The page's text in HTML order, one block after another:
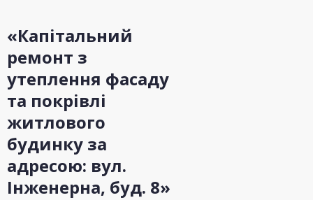
«Капітальний
ремонт з
утеплення фасаду
та покрівлі
житлового
будинку за
адресою: вул.
Інженерна, буд. 8»